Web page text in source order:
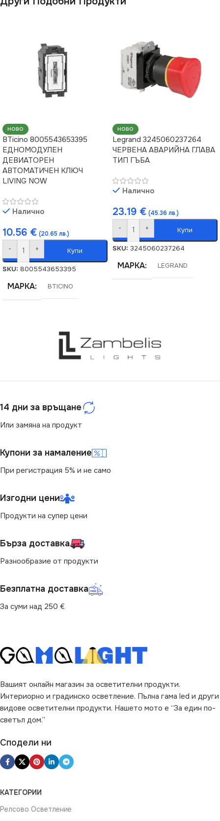
НОВО
BTicino 8005543653395
ЕДНОМОДУЛЕН
ДЕВИАТОРЕН
АВТОМАТИЧЕН КЛЮЧ
LIVING NOW
Налично
10.56 € (20.65 лв.)
- + Купи
SKU: 8005543653395
МАРКА BTICINO
НОВО
Legrand 3245060237264
ЧЕРВЕНА АВАРИЙНА ГЛАВА
ТИП ГЪБА
Налично
23.19 € (45.36 лв.)
- + Купи
SKU: 3245060237264
МАРКА LEGRAND
14 дни за връщане
Или замяна на продукт
Купони за намаление
При регистрация 5% и не само
Изгодни цени
Продукти на супер цени
Бърза доставка
Разнообразие от продукти
Безплатна доставка
За суми над 250 €
Вашият онлайн магазин за осветителни продукти.
Интериорно и градинско осветление. Пълна гама led и други
видове осветителни продукти. Нашето мото е “За един по-
светъл дом.”
Сподели ни
КАТЕГОРИИ
Релсово Осветление